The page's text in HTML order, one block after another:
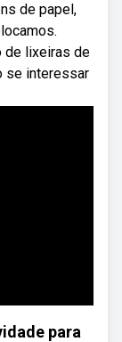
de papel,
de lixeiras de
se interessar
para